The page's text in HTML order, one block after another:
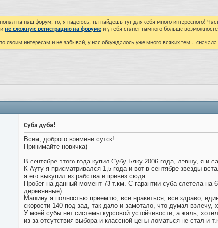
на наш форум, то, я надеюсь, ты найдешь тут для себя много интересного!
не сложную регистрацию на форуме и у тебя станет намного больше
своим интересам и не забывай, у нас обсуждалось уже много всяких тем...
Суба дуба!
Всем, доброго времени суток!
Принимайте новичка)
В сентябре этого года купил Субу Бяку 2006 года, левшу, я и
К Ауту я присматривался 1,5 года и вот в сентябре звезды
я его выкупил из рабства и привез сюда.
Пробег на данный момент 73 т.км. С гарантии суба слетела
деревянные)
Машину я полностью приемлю, все нравиться, все здраво,
скорости 140 под зад, так дало и замотало, что думал взлечу,
У моей субы нет системы курсовой устойчивости, а жаль,
из-за отсутствия выбора и классной цены ломаться не стал и